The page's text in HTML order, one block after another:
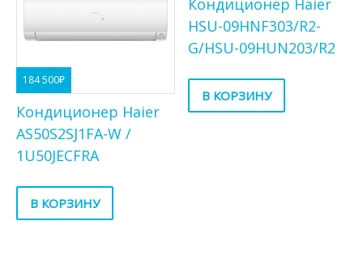
184 500₽
Кондиционер Haier
AS50S2SJ1FA-W /
1U50JECFRA
В КОРЗИНУ
Кондиционер Haier
HSU-09HNF303/R2-
G/HSU-09HUN203/R2
В КОРЗИНУ